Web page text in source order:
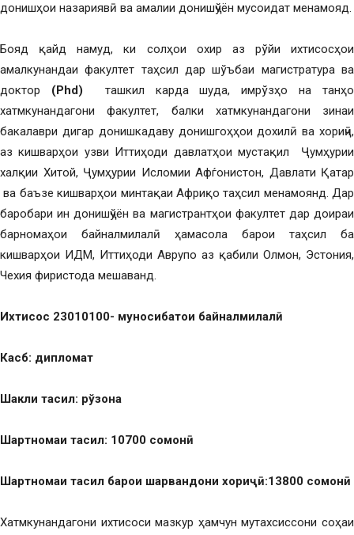
донишҳои назариявӣ ва амалии донишҷўён мусоидат менамояд.
Бояд қайд намуд, ки солҳои охир аз рўйи ихтисосҳои
амалкунандаи факултет таҳсил дар шўъбаи магистратура ва
доктор (Phd)
ташкил карда шуда, имрўзҳо на танҳо
хатмкунандагони факултет, балки хатмкунандагони зинаи
бакалаври дигар донишкадаву донишгоҳҳои дохилӣ ва хориҷӣ,
аз кишварҳои узви Иттиҳоди давлатҳои мустақил Ҷумҳурии
халқии Хитой, Ҷумҳурии Исломии Афѓонистон, Давлати Қатар
ва баъзе кишварҳои минтақаи Африқо таҳсил менамоянд. Дар
баробари ин донишҷўён ва магистрантҳои факултет дар доираи
барномаҳои байналмилалӣ ҳамасола барои таҳсил ба
кишварҳои ИДМ, Иттиҳоди Аврупо аз қабили Олмон, Эстония,
Чехия фиристода мешаванд.
Ихтисос 23010100- муносибатои байналмилалӣ
Касб: дипломат
Шакли тасил: рўзона
Шартномаи тасил: 10700 сомонӣ
Шартномаи тасил барои шарвандони хориҷӣ:13800 сомонӣ
Хатмкунандагони ихтисоси мазкур ҳамчун мутахсиссони соҳаи